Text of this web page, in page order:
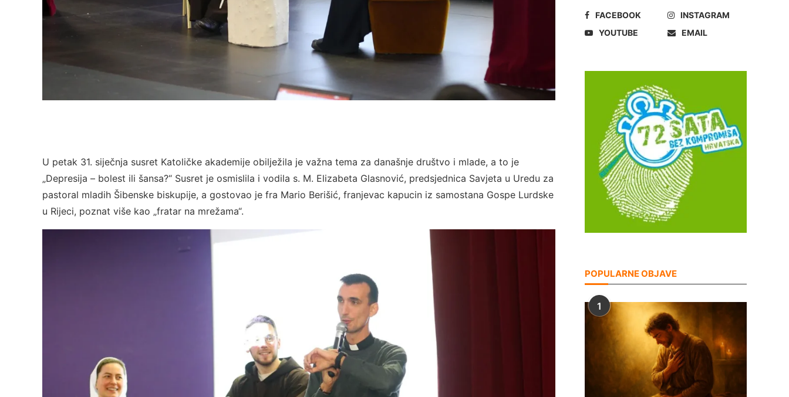
U petak 31. siječnja susret Katoličke akademije obilježila je važna tema za današnje društvo i mlade, a to je
„Depresija – bolest ili šansa?“ Susret je osmislila i vodila s. M. Elizabeta Glasnović, predsjednica Savjeta u Uredu za
pastoral mladih Šibenske biskupije, a gostovao je fra Mario Berišić, franjevac kapucin iz samostana Gospe Lurdske
u Rijeci, poznat više kao „fratar na mrežama“.
FACEBOOK
INSTAGRAM
YOUTUBE
EMAIL
POPULARNE OBJAVE
1